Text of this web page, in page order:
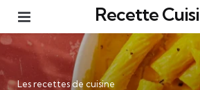
Recette
Catégories
Les recettes de cuisine